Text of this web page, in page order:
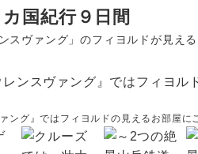
国紀行９日間
スヴァング」のフィヨルドが見え
ング』ではフィヨルドの見えるお部屋に